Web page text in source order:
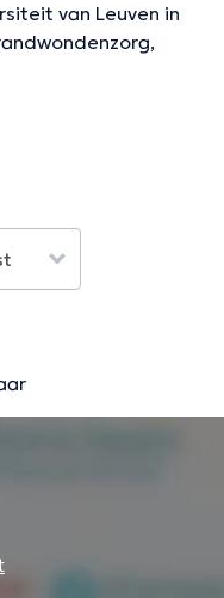
van Leuven in
team, gebaseerd